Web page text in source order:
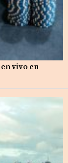
vivo en